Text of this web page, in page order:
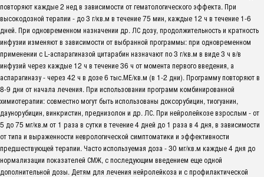
повторяют каждые 2 нед в зависимости от гематологического эффекта. При
высокодозной терапии - до 3 г/кв.м в течение 75 мин, каждые 12 ч в течение 1-6
дней. При одновременном назначении др. ЛС дозу, продолжительность и кратность
инфузии изменяют в зависимости от выбранной программы: при одновременном
применении с L-аспарагиназой цитарабин назначают по 3 г/кв.м в виде 3 ч в/в
инфузий через каждые 12 ч в течение 36 ч от момента первого введения, а
аспарагиназу - через 42 ч в дозе 6 тыс.МЕ/кв.м (в 1-2 дни). Программу повторяют в
8-9 дни от начала лечения. При использовании программ комбинированной
химиотерапии: совместно могут быть использованы доксорубицин, тиогуанин,
даунорубицин, винкристин, преднизолон и др. ЛС. При нейролейкозе взрослым - от
5 до 75 мг/кв.м от 1 раза в сутки в течение 4 дней до 1 раза в 4 дня, в зависимости
от типа и выраженности неврологической симптоматики и эффективности
предшествующей терапии. Часто используемая доза - 30 мг/кв.м каждые 4 дня до
нормализации показателей СМЖ, с последующим введением еще одной
дополнительной дозы. Детям для лечения нейролейкоза и с профилактической